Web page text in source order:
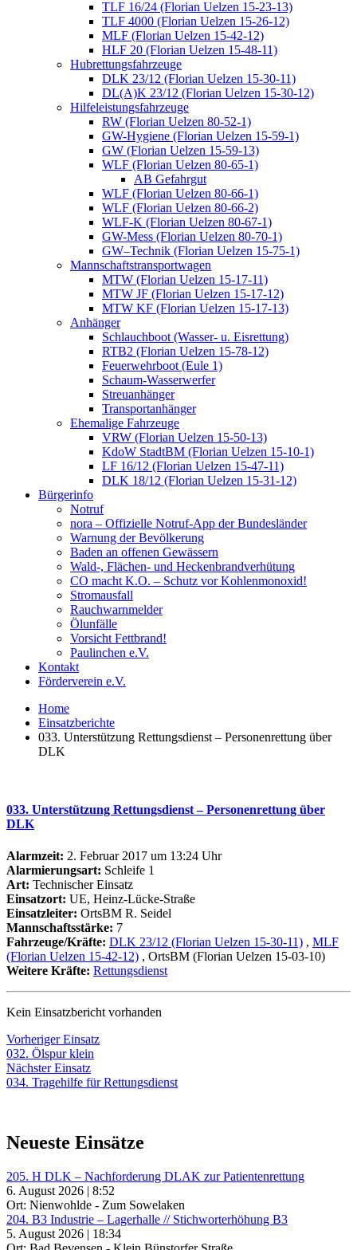
TLF 16/24 (Florian Uelzen 15-23-13)
TLF 4000 (Florian Uelzen 15-26-12)
MLF (Florian Uelzen 15-42-12)
HLF 20 (Florian Uelzen 15-48-11)
Hubrettungsfahrzeuge
DLK 23/12 (Florian Uelzen 15-30-11)
DL(A)K 23/12 (Florian Uelzen 15-30-12)
Hilfeleistungsfahrzeuge
RW (Florian Uelzen 80-52-1)
GW-Hygiene (Florian Uelzen 15-59-1)
GW (Florian Uelzen 15-59-13)
WLF (Florian Uelzen 80-65-1)
AB Gefahrgut
WLF (Florian Uelzen 80-66-1)
WLF (Florian Uelzen 80-66-2)
WLF-K (Florian Uelzen 80-67-1)
GW-Mess (Florian Uelzen 80-70-1)
GW–Technik (Florian Uelzen 15-75-1)
Mannschaftstransportwagen
MTW (Florian Uelzen 15-17-11)
MTW JF (Florian Uelzen 15-17-12)
MTW KF (Florian Uelzen 15-17-13)
Anhänger
Schlauchboot (Wasser- u. Eisrettung)
RTB2 (Florian Uelzen 15-78-12)
Feuerwehrboot (Eule 1)
Schaum-Wasserwerfer
Streuanhänger
Transportanhänger
Ehemalige Fahrzeuge
VRW (Florian Uelzen 15-50-13)
KdoW StadtBM (Florian Uelzen 15-10-1)
LF 16/12 (Florian Uelzen 15-47-11)
DLK 18/12 (Florian Uelzen 15-31-12)
Bürgerinfo
Notruf
nora – Offizielle Notruf-App der Bundesländer
Warnung der Bevölkerung
Baden an offenen Gewässern
Wald-, Flächen- und Heckenbrandverhütung
CO macht K.O. – Schutz vor Kohlenmonoxid!
Stromausfall
Rauchwarnmelder
Ölunfälle
Vorsicht Fettbrand!
Paulinchen e.V.
Kontakt
Förderverein e.V.
Home
Einsatzberichte
033. Unterstützung Rettungsdienst – Personenrettung über
DLK
033. Unterstützung Rettungsdienst – Personenrettung über
DLK
Alarmzeit: 2. Februar 2017 um 13:24 Uhr
Alarmierungsart: Schleife 1
Art: Technischer Einsatz
Einsatzort: UE, Heinz-Lücke-Straße
Einsatzleiter: OrtsBM R. Seidel
Mannschaftsstärke: 7
Fahrzeuge/Kräfte: DLK 23/12 (Florian Uelzen 15-30-11) , MLF
(Florian Uelzen 15-42-12) , OrtsBM (Florian Uelzen 15-03-10)
Weitere Kräfte: Rettungsdienst
Kein Einsatzbericht vorhanden
Beitragsnavigation
Vorheriger EinsatzVorheriger
032. Ölspur klein
Nächster EinsatzNächster
Einsatz:
034. Tragehilfe für Rettungsdienst
Neueste Einsätze
205. H DLK – Nachforderung DLAK zur Patientenrettung
6. August 2026 | 8:52
Ort: Nienwohlde - Zum Sowelaken
204. B3 Industrie – Lagerhalle // Stichworterhöhung B3
5. August 2026 | 18:34